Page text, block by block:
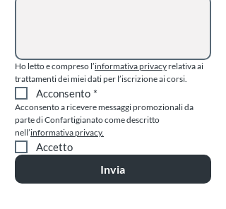
Ho letto e compreso l’informativa privacy relativa ai
trattamenti dei miei dati per l’iscrizione ai corsi.
Acconsento *
Acconsento a ricevere messaggi promozionali da
parte di Confartigianato come descritto
nell’informativa privacy.
Accetto
Invia